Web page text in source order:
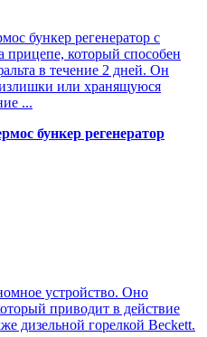
бункер регенератор с
прицепе, который способен
в течение 2 дней. Он
или хранящуюся
...
бункер регенератор
устройство. Оно
приводит в действие
дизельной горелкой Beckett.